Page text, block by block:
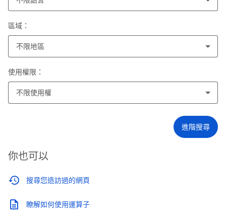
區域：
不限地區
使用權限：
不限使用權
進階搜尋
你也可以
搜尋您造訪過的網頁
瞭解如何使用運算子